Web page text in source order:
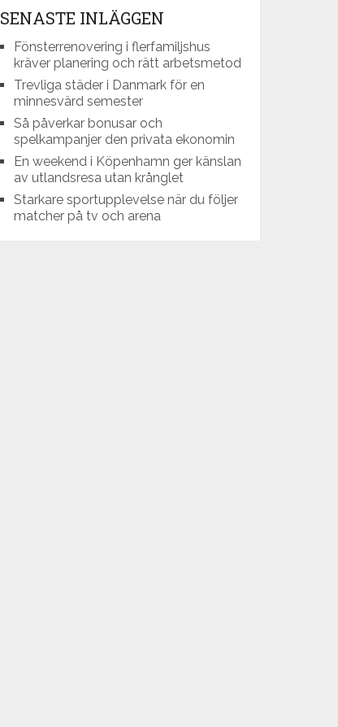
SENASTE INLÄGGEN
Fönsterrenovering i flerfamiljshus
kräver planering och rätt arbetsmetod
Trevliga städer i Danmark för en
minnesvärd semester
Så påverkar bonusar och
spelkampanjer den privata ekonomin
En weekend i Köpenhamn ger känslan
av utlandsresa utan krånglet
Starkare sportupplevelse när du följer
matcher på tv och arena